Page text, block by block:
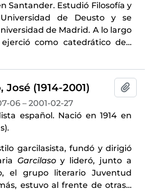
Santander. Estudió Filosofía y
de Deusto y se
de Madrid. A lo largo
como catedrático de…
José (1914-2001)
06 – 2001-02-27
español. Nació en 1914 en
garcilasista, fundó y dirigió
Garcilasoy lideró, junto a
el grupo literario Juventud
estuvo al frente de otras…